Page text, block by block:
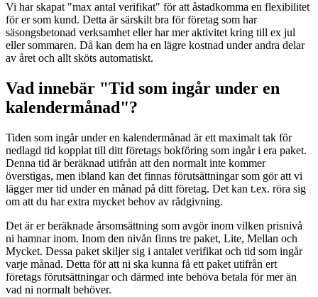
Vi har skapat "max antal verifikat" för att åstadkomma en flexibilitet
för er som kund. Detta är särskilt bra för företag som har
säsongsbetonad verksamhet eller har mer aktivitet kring till ex jul
eller sommaren. Då kan dem ha en lägre kostnad under andra delar
av året och allt sköts automatiskt.
Vad innebär "Tid som ingår under en
kalendermånad"?
Tiden som ingår under en kalendermånad är ett maximalt tak för
nedlagd tid kopplat till ditt företags bokföring som ingår i era paket.
Denna tid är beräknad utifrån att den normalt inte kommer
överstigas, men ibland kan det finnas förutsättningar som gör att vi
lägger mer tid under en månad på ditt företag. Det kan t.ex. röra sig
om att du har extra mycket behov av rådgivning.
Det är er beräknade årsomsättning som avgör inom vilken prisnivå
ni hamnar inom. Inom den nivån finns tre paket, Lite, Mellan och
Mycket. Dessa paket skiljer sig i antalet verifikat och tid som ingår
varje månad. Detta för att ni ska kunna få ett paket utifrån ert
företags förutsättningar och därmed inte behöva betala för mer än
vad ni normalt behöver.